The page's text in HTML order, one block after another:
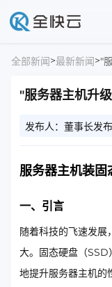
全部新闻>最新新闻>"
"服务器主机升
发布人：董事长发
服务器主机装
一、引言
随着科技的飞速发展
大。固态硬盘（SSD
地提升服务器主机的